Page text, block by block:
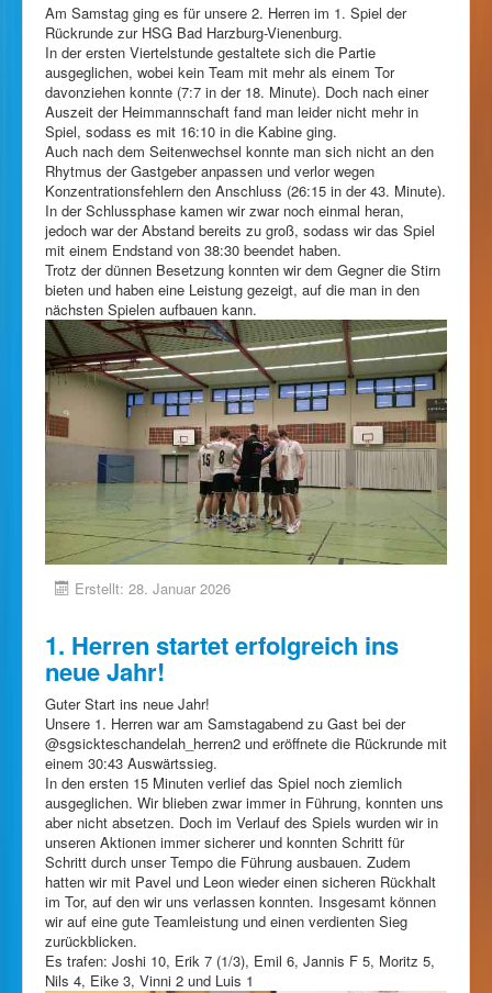
Am Samstag ging es für unsere 2. Herren im 1. Spiel der
Rückrunde zur HSG Bad Harzburg-Vienenburg.
In der ersten Viertelstunde gestaltete sich die Partie
ausgeglichen, wobei kein Team mit mehr als einem Tor
davonziehen konnte (7:7 in der 18. Minute). Doch nach einer
Auszeit der Heimmannschaft fand man leider nicht mehr in
Spiel, sodass es mit 16:10 in die Kabine ging.
Auch nach dem Seitenwechsel konnte man sich nicht an den
Rhytmus der Gastgeber anpassen und verlor wegen
Konzentrationsfehlern den Anschluss (26:15 in der 43. Minute).
In der Schlussphase kamen wir zwar noch einmal heran,
jedoch war der Abstand bereits zu groß, sodass wir das Spiel
mit einem Endstand von 38:30 beendet haben.
Trotz der dünnen Besetzung konnten wir dem Gegner die Stirn
bieten und haben eine Leistung gezeigt, auf die man in den
nächsten Spielen aufbauen kann.
Erstellt: 28. Januar 2026
1. Herren startet erfolgreich ins
neue Jahr!
Guter Start ins neue Jahr!
Unsere 1. Herren war am Samstagabend zu Gast bei der
@sgsickteschandelah_herren2 und eröffnete die Rückrunde mit
einem 30:43 Auswärtssieg.
In den ersten 15 Minuten verlief das Spiel noch ziemlich
ausgeglichen. Wir blieben zwar immer in Führung, konnten uns
aber nicht absetzen. Doch im Verlauf des Spiels wurden wir in
unseren Aktionen immer sicherer und konnten Schritt für
Schritt durch unser Tempo die Führung ausbauen. Zudem
hatten wir mit Pavel und Leon wieder einen sicheren Rückhalt
im Tor, auf den wir uns verlassen konnten. Insgesamt können
wir auf eine gute Teamleistung und einen verdienten Sieg
zurückblicken.
Es trafen: Joshi 10, Erik 7 (1/3), Emil 6, Jannis F 5, Moritz 5,
Nils 4, Eike 3, Vinni 2 und Luis 1